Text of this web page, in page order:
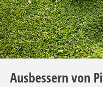
Ausbessern von